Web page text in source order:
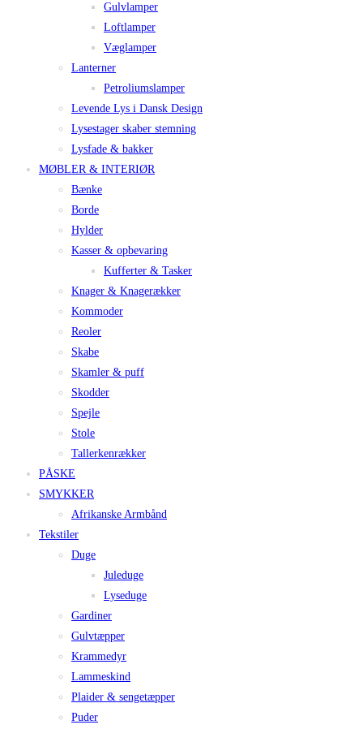
Gulvlamper
Loftlamper
Væglamper
Lanterner
Petroliumslamper
Levende Lys i Dansk Design
Lysestager skaber stemning
Lysfade & bakker
MØBLER & INTERIØR
Bænke
Borde
Hylder
Kasser & opbevaring
Kufferter & Tasker
Knager & Knagerækker
Kommoder
Reoler
Skabe
Skamler & puff
Skodder
Spejle
Stole
Tallerkenrækker
PÅSKE
SMYKKER
Afrikanske Armbånd
Tekstiler
Duge
Juleduge
Lyseduge
Gardiner
Gulvtæpper
Krammedyr
Lammeskind
Plaider & sengetæpper
Puder